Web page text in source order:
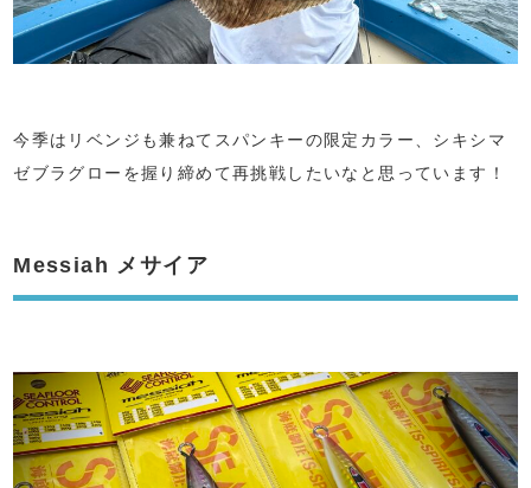
今季はリベンジも兼ねてスパンキーの限定カラー、シキシマ
ゼブラグローを握り締めて再挑戦したいなと思っています！
Messiah メサイア